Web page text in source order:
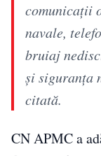
comunicaţii
navale,
bruiaj
şi siguranţa
citată.
CN APMC a